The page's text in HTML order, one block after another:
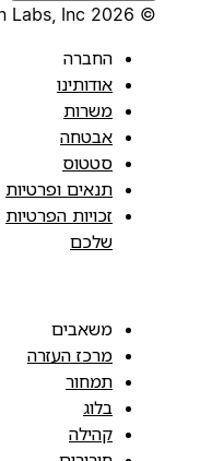
החברה
אודותינו
משרות
אבטחה
סטטוס
תנאים ופרטיות
זכויות הפרטיות
שלכם
משאבים
מרכז העזרה
תמחור
בלוג
קהילה